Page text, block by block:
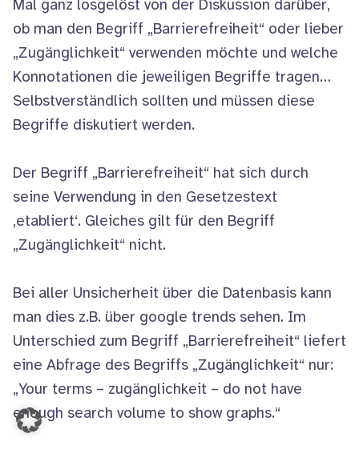
Mal ganz losgelöst von der Diskussion darüber,
ob man den Begriff „Barrierefreiheit“ oder lieber
„Zugänglichkeit“ verwenden möchte und welche
Konnotationen die jeweiligen Begriffe tragen…
Selbstverständlich sollten und müssen diese
Begriffe diskutiert werden.
Der Begriff „Barrierefreiheit“ hat sich durch
seine Verwendung in den Gesetzestext
‚etabliert‘. Gleiches gilt für den Begriff
„Zugänglichkeit“ nicht.
Bei aller Unsicherheit über die Datenbasis kann
man dies z.B. über google trends sehen. Im
Unterschied zum Begriff „Barrierefreiheit“ liefert
eine Abfrage des Begriffs „Zugänglichkeit“ nur:
„Your terms – zugänglichkeit – do not have
enough search volume to show graphs.“